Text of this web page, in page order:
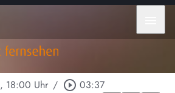
, 18:00 Uhr / play_circle_outline 03:37